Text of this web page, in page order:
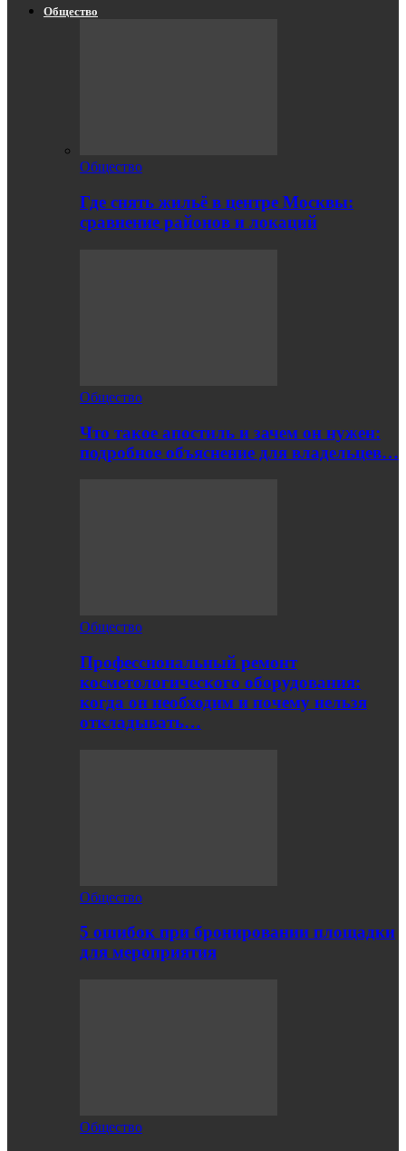
Общество
Общество
Где снять жильё в центре Москвы:
сравнение районов и локаций
Общество
Что такое апостиль и зачем он нужен:
подробное объяснение для владельцев…
Общество
Профессиональный ремонт
косметологического оборудования:
когда он необходим и почему нельзя
откладывать…
Общество
5 ошибок при бронировании площадки
для мероприятия
Общество